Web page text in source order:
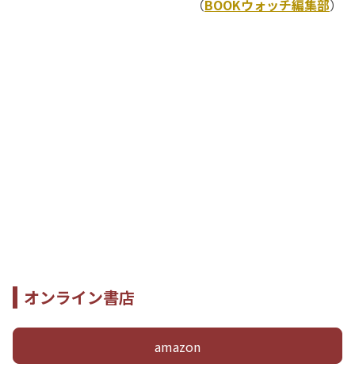
（BOOKウォッチ編集部）
オンライン書店
amazon